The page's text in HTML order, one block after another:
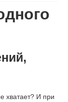
хватает? И при